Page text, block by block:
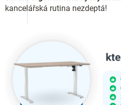
kancelářská rutina nezdeptá!